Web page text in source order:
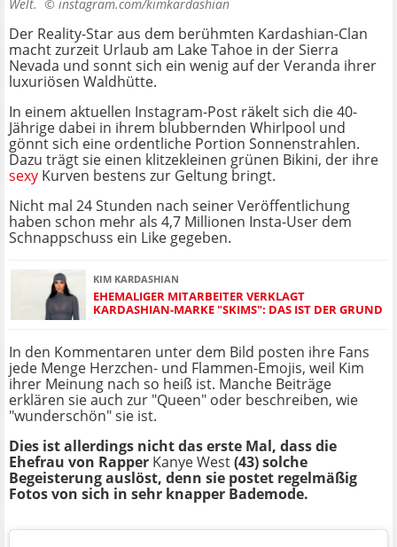
Welt. © instagram.com/kimkardashian
Der Reality-Star aus dem berühmten Kardashian-Clan
macht zurzeit Urlaub am Lake Tahoe in der Sierra
Nevada und sonnt sich ein wenig auf der Veranda ihrer
luxuriösen Waldhütte.
In einem aktuellen Instagram-Post räkelt sich die 40-
Jährige dabei in ihrem blubbernden Whirlpool und
gönnt sich eine ordentliche Portion Sonnenstrahlen.
Dazu trägt sie einen klitzekleinen grünen Bikini, der ihre
sexy Kurven bestens zur Geltung bringt.
Nicht mal 24 Stunden nach seiner Veröffentlichung
haben schon mehr als 4,7 Millionen Insta-User dem
Schnappschuss ein Like gegeben.
KIM KARDASHIAN
EHEMALIGER MITARBEITER VERKLAGT
KARDASHIAN-MARKE "SKIMS": DAS IST DER GRUND
In den Kommentaren unter dem Bild posten ihre Fans
jede Menge Herzchen- und Flammen-Emojis, weil Kim
ihrer Meinung nach so heiß ist. Manche Beiträge
erklären sie auch zur "Queen" oder beschreiben, wie
"wunderschön" sie ist.
Dies ist allerdings nicht das erste Mal, dass die
Ehefrau von Rapper Kanye West(43) solche
Begeisterung auslöst, denn sie postet regelmäßig
Fotos von sich in sehr knapper Bademode.